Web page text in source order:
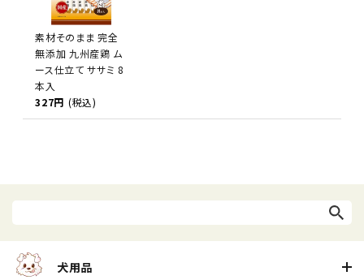
素材そのまま 完全
無添加 九州産鶏 ム
ース仕立て ササミ 8
本入
327円 (税込)
犬用品